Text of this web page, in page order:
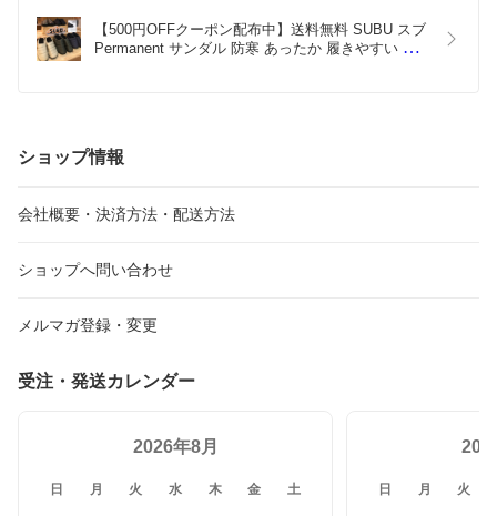
【500円OFFクーポン配布中】送料無料 SUBU スブ
Permanent サンダル 防寒 あったか 履きやすい ス
ショップ情報
会社概要・決済方法・配送方法
ショップへ問い合わせ
メルマガ登録・変更
受注・発送カレンダー
2026年8月
日 月 火 水 木 金 土 日 月 火